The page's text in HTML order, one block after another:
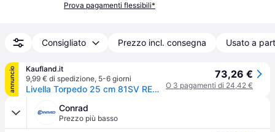
Prova pagamenti flessibili*
Consigliato Prezzo incl. consegna Usato a
annuncio
Kaufland.it
9,99 € di spedizione, 5-6 giorni
Livella Torpedo 25 cm 81SV REM 360 gradi Stabila | 4005069166700
73,26 €
O 3 pagamenti di 24,42 €
Conrad
Prezzo più basso